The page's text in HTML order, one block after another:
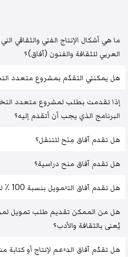
ما هي أشكال الإنتاج الفني والثقافي
العربي للثقافة والفنون (آفاق)؟
هل يمكنني التقدّم بمشروع متعدد
إذا تقدمت بطلب لمشروع متعدد
البرنامج الذي يجب أن أتقدم إليه؟
هل تقدم آفاق مِنَح للتنقل؟
هل تقدم آفاق منح دراسية؟
هل تقدم آفاق التَّمويل بنسبة 100 ٪ للمشاريع؟
هل من الممكن تقديم طلب تمويل
يُعنى بالثقافة والأدب؟
هل تقدّم آفاق الدَّعم لإنتاج أو كتابة